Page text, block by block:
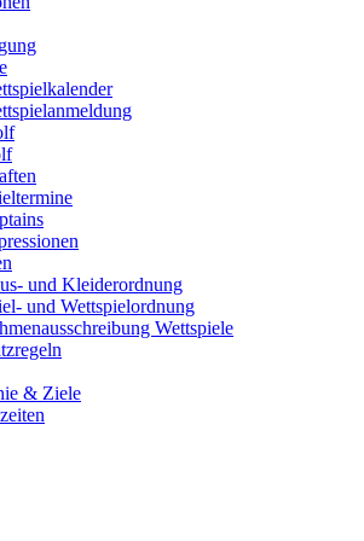
und Kleiderordnung
und Wettspielordnung
Wettspiele
& Ziele